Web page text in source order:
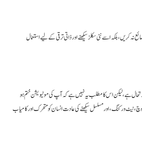
نہ کریں، بلکہ اسے نئی سکلز سیکھنے اور ذاتی ترقی کے لیے استعمال
ہے، لیکن اس کا مطلب یہ نہیں ہے کہ آپ کی موٹیویشن ختم ہو
نیٹ ورکنگ، اور مسلسل سیکھنے کی عادت انسان کو متحرک اور کامیاب